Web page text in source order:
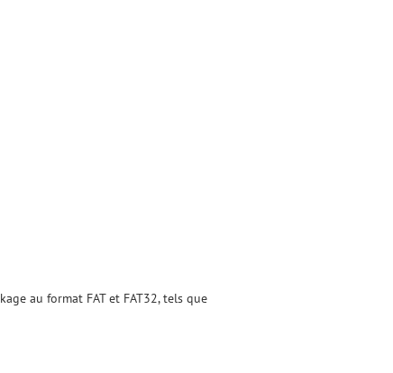
au format FAT et FAT32, tels que